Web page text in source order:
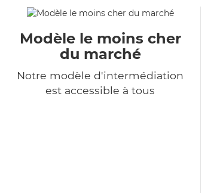
Modèle le moins cher
du marché
Notre modèle d'intermédiation
est accessible à tous